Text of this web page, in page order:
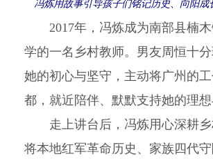
冯炼用故事引导孩子们铭记历史、向阳成
2017年，冯炼成为南部县楠木
学的一名乡村教师。男友周恒十
她的初心与坚守，主动将广州的
都，就近陪伴、默默支持她的理想
走上讲台后，冯炼用心深耕乡
将本地红军革命历史、家族四代